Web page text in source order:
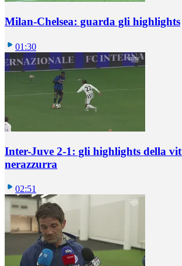
Milan-Chelsea: guarda gli highlights
01:30
Inter-Juve 2-1: gli highlights della
nerazzurra
02:51